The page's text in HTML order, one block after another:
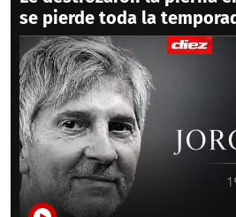
se pierde toda la